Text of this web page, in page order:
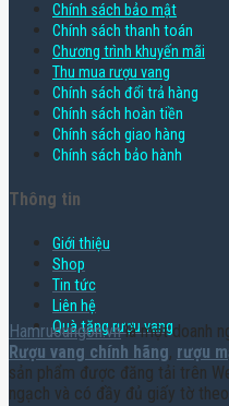
Chính sách bảo mật
Chính sách thanh toán
Chương trình khuyến mãi
Thu mua rượu vang
Chính sách đổi trả hàng
Chính sách hoàn tiền
Chính sách giao hàng
Chính sách bảo hành
Thông tin
Giới thiệu
Shop
Tin tức
Liên hệ
Quà tặng rượu vang
Hamruoungon.vnlà một doanh
Rượu vang chính hãng, rượu
sản phẩm được đăng tải trên
ngạch và có đầy đủ giấy tờ